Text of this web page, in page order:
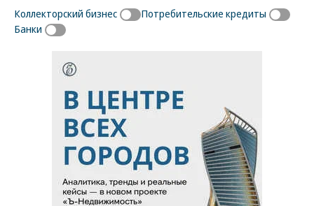
Коллекторский бизнес
Потребительские кредиты
Банки